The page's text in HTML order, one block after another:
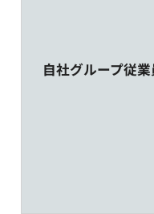
自社グループ従業